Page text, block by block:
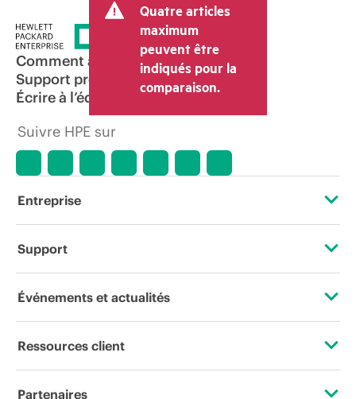
Quatre articles
maximum
peuvent être
indiqués pour la
comparaison.
Comment acheter
Support produit
Écrire à l’équipe commerciale
Suivre HPE sur
Entreprise
À propos de HPE
Responsabilité d’entreprise
HPE Labs
Support
Services d’assistance opérationnelle (OSS)
Événements et actualités
Événements
Ressources client
Nous contacter
Partenaires